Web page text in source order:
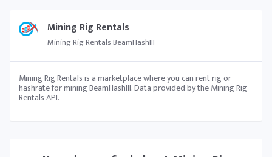
Mining Rig Rentals
Mining Rig Rentals BeamHashIII
Mining Rig Rentals is a marketplace where you can rent rig or
hashrate for mining BeamHashIII. Data provided by the Mining Rig
Rentals API.